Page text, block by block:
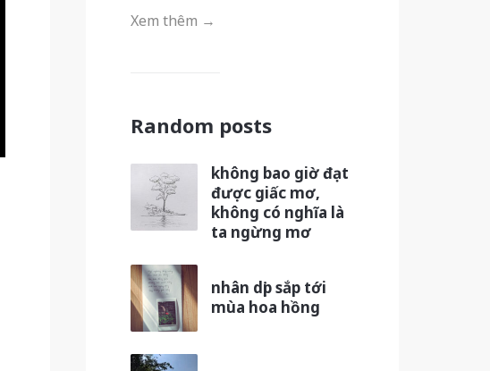
Xem thêm →
Random posts
không bao giờ đạt
được giấc mơ,
không có nghĩa là
ta ngừng mơ
nhân dịp sắp tới
mùa hoa hồng